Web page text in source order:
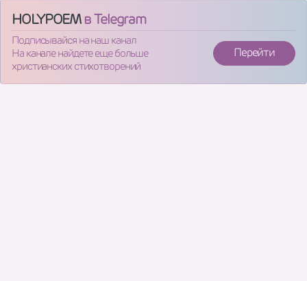
HOLYPOEMв Telegram
Подписывайся на наш канал
На канале найдете еще больше
христианских стихотворений
Перейти